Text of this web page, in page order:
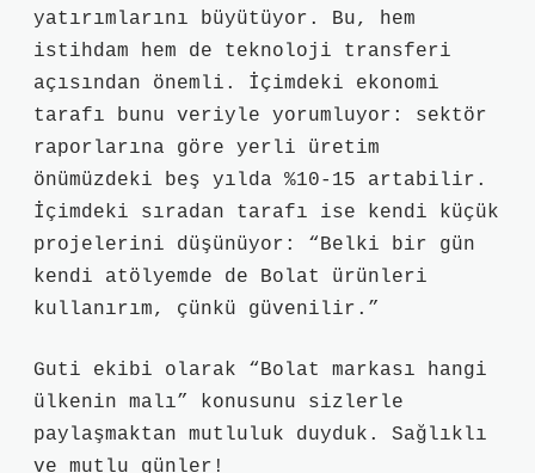
yatırımlarını büyütüyor. Bu, hem
istihdam hem de teknoloji transferi
açısından önemli. İçimdeki ekonomi
tarafı bunu veriyle yorumluyor: sektör
raporlarına göre yerli üretim
önümüzdeki beş yılda %10-15 artabilir.
İçimdeki sıradan tarafı ise kendi küçük
projelerini düşünüyor: “Belki bir gün
kendi atölyemde de Bolat ürünleri
kullanırım, çünkü güvenilir.”
Guti ekibi olarak “Bolat markası hangi
ülkenin malı” konusunu sizlerle
paylaşmaktan mutluluk duyduk. Sağlıklı
ve mutlu günler!